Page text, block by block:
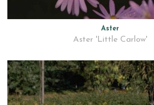
Aster
Aster 'Little Carlow'